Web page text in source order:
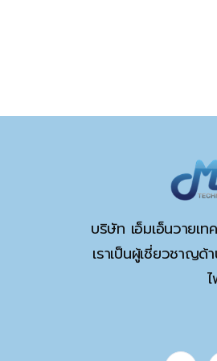
บริษัท เอ็มเอ็นวาย
เราเป็นผู้เชี่ยวชาญด้